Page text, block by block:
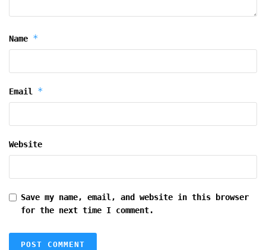
Name *
Email *
Website
Save my name, email, and website in this browser
for the next time I comment.